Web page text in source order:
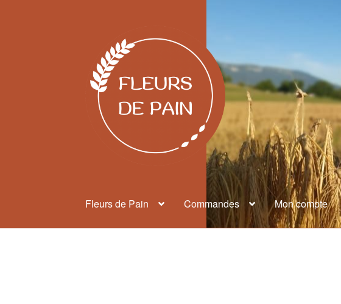
navigation
contenu
Fleurs de Pain Commandes Mon compte